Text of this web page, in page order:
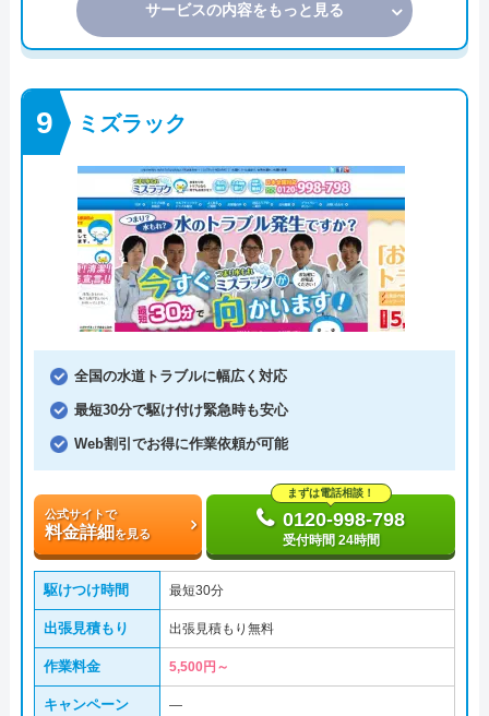
サービスの内容をもっと見る
ミズラック
全国の水道トラブルに幅広く対応
最短30分で駆け付け緊急時も安心
Web割引でお得に作業依頼が可能
公式サイトで
料金詳細を見る
まずは電話相談！
0120-998-798
受付時間 24時間
駆けつけ時間 最短30分
出張見積もり 出張見積もり無料
作業料金 5,500円～
キャンペーン ―